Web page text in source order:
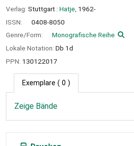
Verlag: Stuttgart : Hatje, 1962-
ISSN:
0408-8050
Genre/Form:
Monografische Reihe
Lokale Notation: Db 1d
PPN: 130122017
Exemplare ( 0 )
Zeige Bände